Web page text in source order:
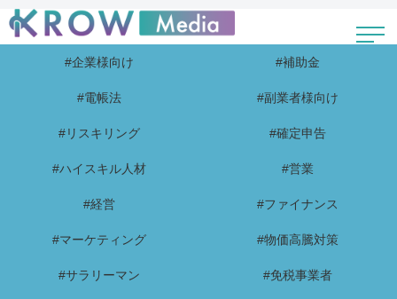
#企業様向け #補助金
#電帳法 #副業者様向け
#リスキリング #確定申告
#ハイスキル人材 #営業
#経営 #ファイナンス
#マーケティング #物価高騰対策
#サラリーマン #免税事業者